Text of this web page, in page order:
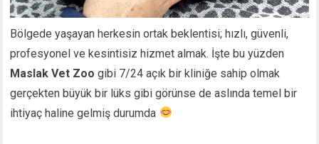
Bölgede yaşayan herkesin ortak beklentisi; hızlı, güvenli,
profesyonel ve kesintisiz hizmet almak. İşte bu yüzden
Maslak Vet Zoo gibi 7/24 açık bir kliniğe sahip olmak
gerçekten büyük bir lüks gibi görünse de aslında temel bir
ihtiyaç haline gelmiş durumda